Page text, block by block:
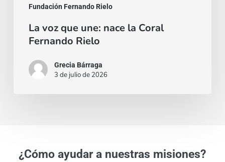
Fundación Fernando Rielo
La voz que une: nace la Coral
Fernando Rielo
Grecia Bárraga
3 de julio de 2026
¿Cómo ayudar a nuestras misiones?